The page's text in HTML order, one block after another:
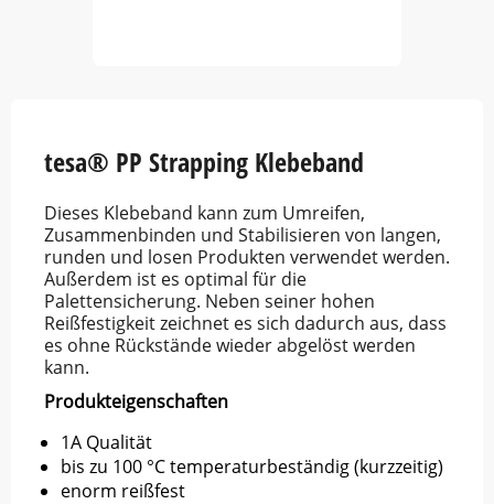
tesa® PP Strapping Klebeband
Dieses Klebeband kann zum Umreifen,
Zusammenbinden und Stabilisieren von langen,
runden und losen Produkten verwendet werden.
Außerdem ist es optimal für die
Palettensicherung. Neben seiner hohen
Reißfestigkeit zeichnet es sich dadurch aus, dass
es ohne Rückstände wieder abgelöst werden
kann.
Produkteigenschaften
1A Qualität
bis zu 100 °C temperaturbeständig (kurzzeitig)
enorm reißfest